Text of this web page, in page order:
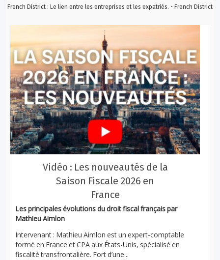
French District : Le lien entre les entreprises et les expatriés. - French District
Vidéo : Les nouveautés de la
Saison Fiscale 2026 en
France
Les principales évolutions du droit fiscal français par
Mathieu Aimlon
Intervenant : Mathieu Aimlon est un expert-comptable
formé en France et CPA aux États-Unis, spécialisé en
fiscalité transfrontalière. Fort d’une...